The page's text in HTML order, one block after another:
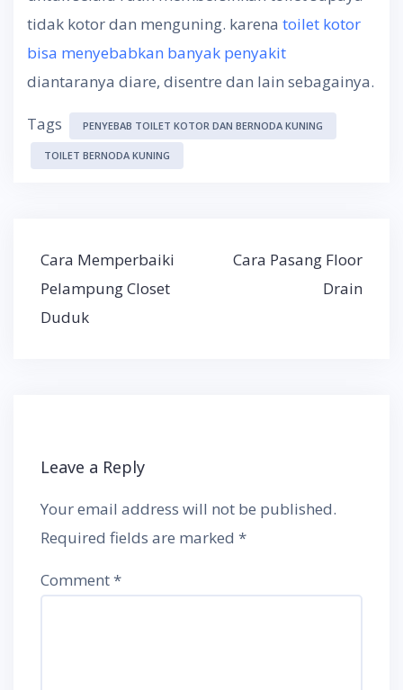
tidak kotor dan menguning. karena toilet kotor
bisa menyebabkan banyak penyakit
diantaranya diare, disentre dan lain sebagainya.
Tags PENYEBAB TOILET KOTOR DAN BERNODA KUNING
TOILET BERNODA KUNING
Post
navigation
Cara Memperbaiki
Pelampung Closet
Duduk
Cara Pasang Floor
Drain
Leave a Reply
Your email address will not be published.
Required fields are marked *
Comment*